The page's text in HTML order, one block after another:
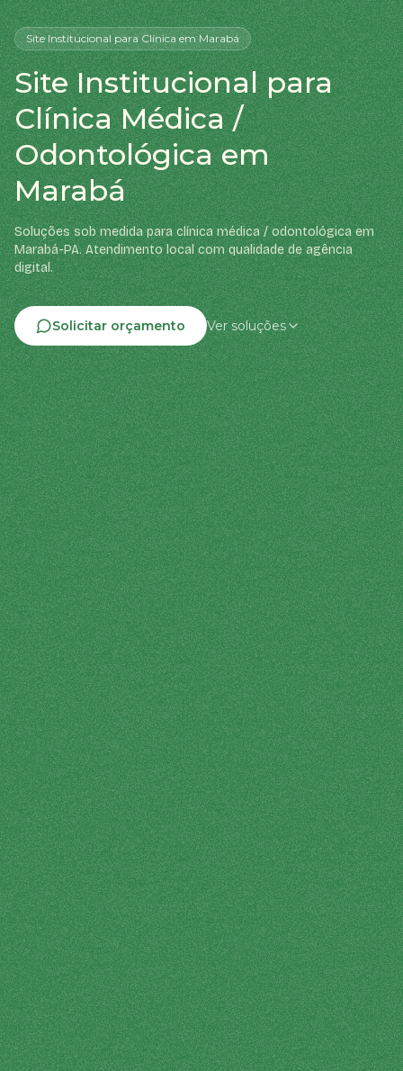
Site Institucionalpara Clínicaem Marabá
Site Institucional para
Clínica Médica /
Odontológica em
Marabá
Soluções sob medida para clínica médica / odontológica em
Marabá-PA. Atendimento local com qualidade de agência
digital.
Solicitar orçamento Ver soluções